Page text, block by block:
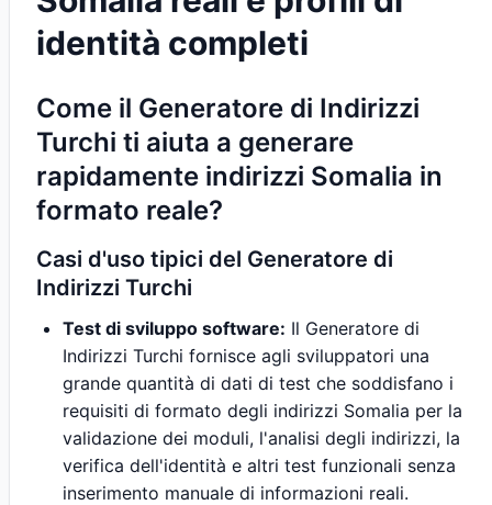
identità completi
Come il Generatore di Indirizzi
Turchi ti aiuta a generare
rapidamente indirizzi Somalia in
formato reale?
Casi d'uso tipici del Generatore di
Indirizzi Turchi
Test di sviluppo software: Il Generatore di
Indirizzi Turchi fornisce agli sviluppatori una
grande quantità di dati di test che soddisfano i
requisiti di formato degli indirizzi Somalia per la
validazione dei moduli, l'analisi degli indirizzi, la
verifica dell'identità e altri test funzionali senza
inserimento manuale di informazioni reali.